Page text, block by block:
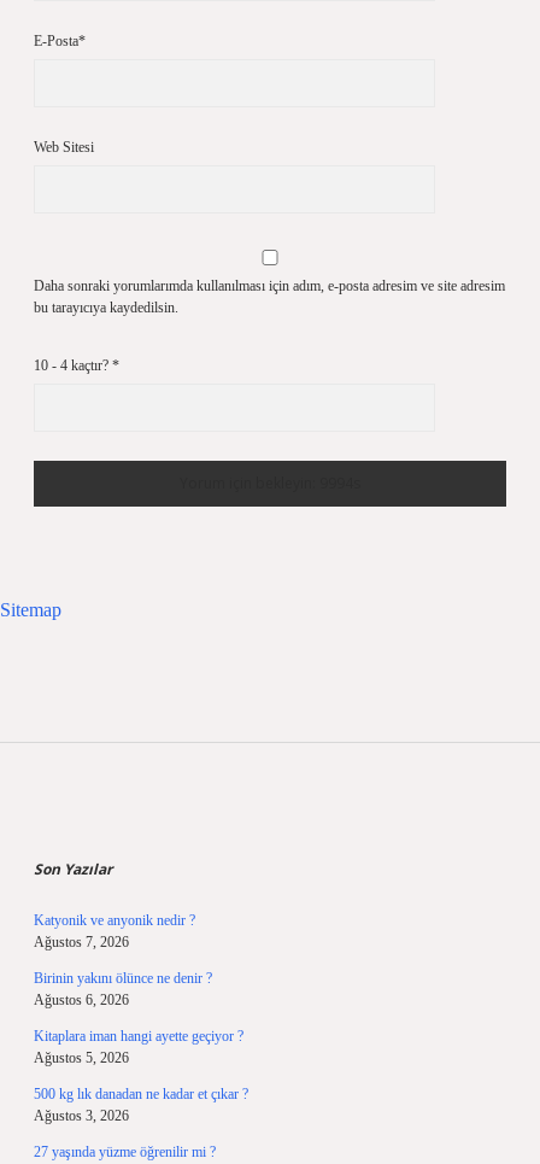
E-Posta*
Web Sitesi
Daha sonraki yorumlarımda kullanılması için adım, e-posta adresim ve site adresim
bu tarayıcıya kaydedilsin.
10 - 4 kaçtır? *
Sitemap
Son Yazılar
Katyonik ve anyonik nedir ?
Ağustos 7, 2026
Birinin yakını ölünce ne denir ?
Ağustos 6, 2026
Kitaplara iman hangi ayette geçiyor ?
Ağustos 5, 2026
500 kg lık danadan ne kadar et çıkar ?
Ağustos 3, 2026
27 yaşında yüzme öğrenilir mi ?